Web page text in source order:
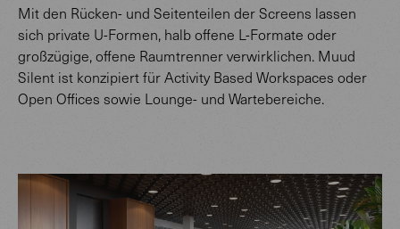
Mit den Rücken- und Seitenteilen der Screens lassen
sich private U-Formen, halb offene L-Formate oder
großzügige, offene Raumtrenner verwirklichen. Muud
Silent ist konzipiert für Activity Based Workspaces oder
Open Offices sowie Lounge- und Wartebereiche.